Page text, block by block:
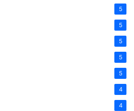
5
5
5
5
5
4
4